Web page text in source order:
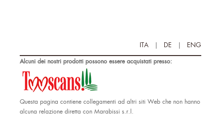
ITA | DE | ENG
Alcuni dei nostri prodotti possono essere acquistati presso:
Questa pagina contiene collegamenti ad altri siti Web che non hanno
alcuna relazione diretta con Marabissi s.r.l.